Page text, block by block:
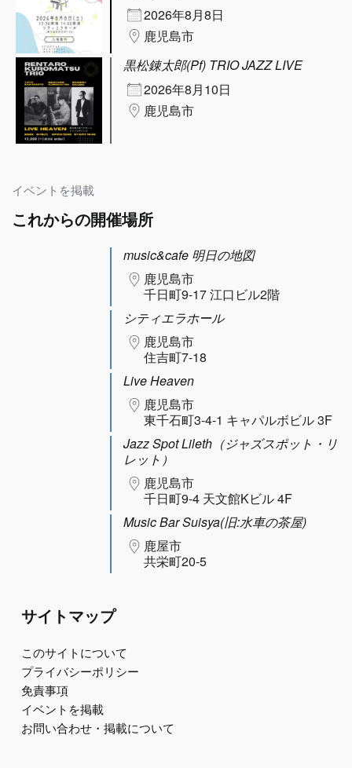
2026年8月8日
鹿児島市
黒松錬太郎(Pf) TRIO JAZZ LIVE
2026年8月10日
鹿児島市
イベントを掲載
これからの開催場所
music&cafe 明日の地図
鹿児島市
千日町9-17 江口ビル2階
シティエラホール
鹿児島市
住吉町7-18
Live Heaven
鹿児島市
東千石町3-4-1 キャパルボビル 3F
Jazz Spot Lileth（ジャズスポット・リ
レット）
鹿児島市
千日町9-4 天文館Kビル 4F
Music Bar Suisya(旧:水車の茶屋)
鹿屋市
共栄町20-5
サイトマップ
このサイトについて
プライバシーポリシー
免責事項
イベントを掲載
お問い合わせ・掲載について